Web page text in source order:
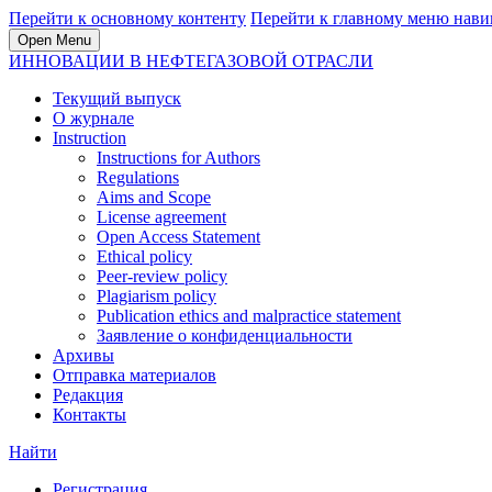
Перейти к основному контенту Перейти к главному меню
Open Menu
ИННОВАЦИИ В НЕФТЕГАЗОВОЙ ОТРАСЛИ
Текущий выпуск
О журнале
Instruction
Instructions for Authors
Regulations
Aims and Scope
License agreement
Open Access Statement
Ethical policy
Peer-review policy
Plagiarism policy
Publication ethics and malpractice statement
Заявление о конфиденциальности
Архивы
Отправка материалов
Редакция
Контакты
Найти